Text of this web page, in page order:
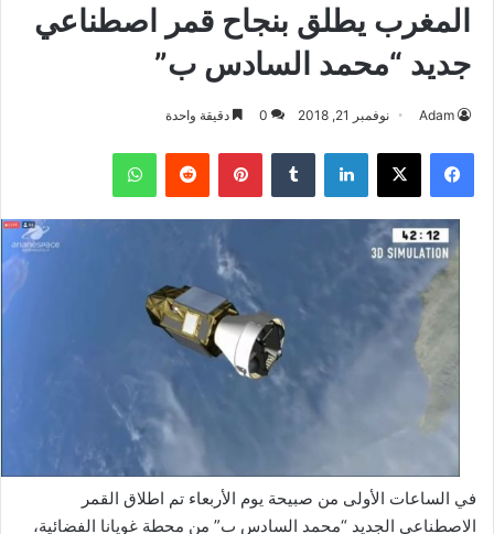
المغرب يطلق بنجاح قمر اصطناعي
جديد “محمد السادس ب”
Adam نوفمبر 21, 2018 0 دقيقة واحدة
فيسبوك ‫X لينكدإن بينتيريست واتساب
في الساعات الأولى من صبيحة يوم الأربعاء تم اطلاق القمر
الاصطناعي الجديد “محمد السادس ب” من محطة غويانا الفضائية،